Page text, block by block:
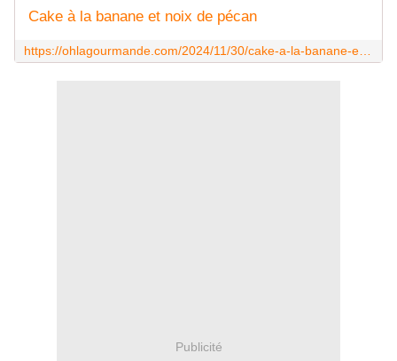
Cake à la banane et noix de pécan
Publicité